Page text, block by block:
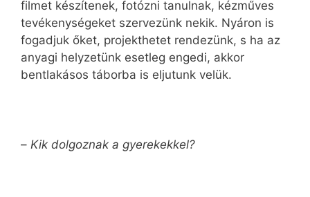
filmet készítenek, fotózni tanulnak, kézműves
tevékenységeket szervezünk nekik. Nyáron is
fogadjuk őket, projekthetet rendezünk, s ha az
anyagi helyzetünk esetleg engedi, akkor
bentlakásos táborba is eljutunk velük.
– Kik dolgoznak a gyerekekkel?